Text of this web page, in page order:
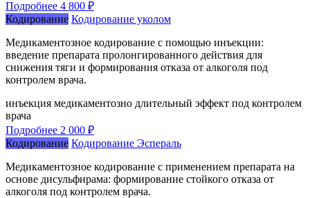
Подробнее 4 800 ₽
Кодирование Кодирование уколом
Медикаментозное кодирование с помощью инъекции:
введение препарата пролонгированного действия для
снижения тяги и формирования отказа от алкоголя под
контролем врача.
инъекция медикаментозно длительный эффект под контролем
врача
Подробнее 2 000 ₽
Кодирование Кодирование Эспераль
Медикаментозное кодирование с применением препарата на
основе дисульфирама: формирование стойкого отказа от
алкоголя под контролем врача.